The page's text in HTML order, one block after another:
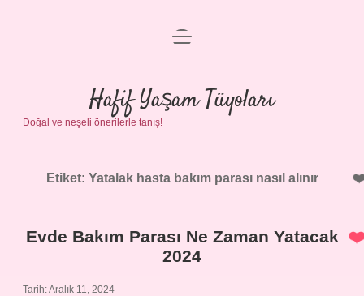
Anasayfa
Gizlilik Politikası
Yasal Uyarı
menüyü
Hafif Yaşam Tüyoları
Doğal ve neşeli önerilerle tanış!
Etiket: Yatalak hasta bakım parası nasıl alınır
Evde Bakım Parası Ne Zaman Yatacak
2024
Tarih: Aralık 11, 2024